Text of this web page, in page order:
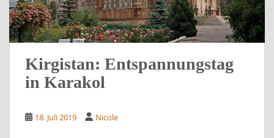
Kirgistan: Entspannungstag
in Karakol
18. Juli 2019 Nicole